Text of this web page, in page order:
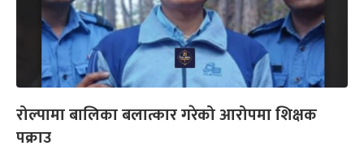
रोल्पामा बालिका बलात्कार गरेको आरोपमा शिक्षक
पक्राउ